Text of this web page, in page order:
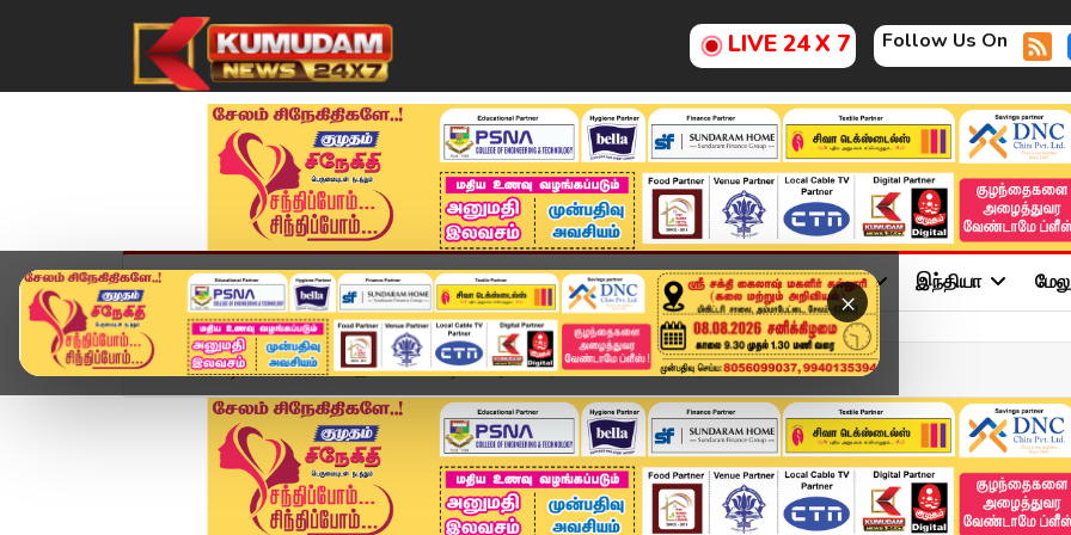
LIVE 24 X 7 Follow Us On
×
முகப்பு விளையாட்டு அண்மை தமிழ்நாடு சினிமா அரசியல் விளையாட்டு இந்தியா
Home வீடியோ ஸ்டோரி இலங்கையில் டிட்வா புயல் காரணமாக ப*லியா*னோர் எண்...